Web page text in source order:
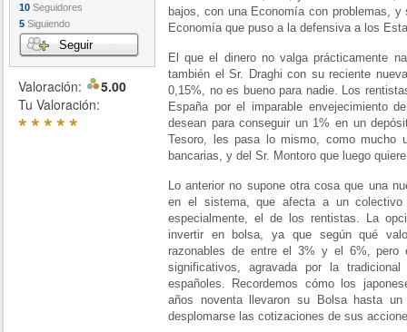
10 Seguidores
5 Siguiendo
Seguir
Valoración:
5.00
Tu Valoración:
*****
bajos, con una Economía con problemas,
Economía que puso a la defensiva a los
El que el dinero no valga prácticamente
también el Sr. Draghi con su reciente
0,15%, no es bueno para nadie. Los
España por el imparable envejecimiento
desean para conseguir un 1% en un
Tesoro, les pasa lo mismo, como mucho
bancarias, y del Sr. Montoro que luego
Lo anterior no supone otra cosa que una
en el sistema, que afecta a un
especialmente, el de los rentistas. La
invertir en bolsa, ya que según qué
razonables de entre el 3% y el 6%, pero
significativos, agravada por la
españoles. Recordemos cómo los
años noventa llevaron su Bolsa hasta
desplomarse las cotizaciones de sus